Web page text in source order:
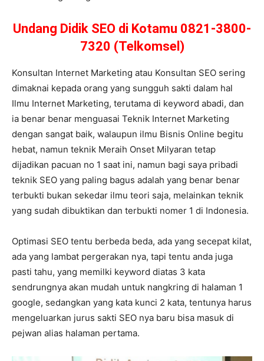
Undang Didik SEO di Kotamu 0821-3800-
7320 (Telkomsel)
Konsultan Internet Marketing atau Konsultan SEO sering
dimaknai kepada orang yang sungguh sakti dalam hal
Ilmu Internet Marketing, terutama di keyword abadi, dan
ia benar benar menguasai Teknik Internet Marketing
dengan sangat baik, walaupun ilmu Bisnis Online begitu
hebat, namun teknik Meraih Onset Milyaran tetap
dijadikan pacuan no 1 saat ini, namun bagi saya pribadi
teknik SEO yang paling bagus adalah yang benar benar
terbukti bukan sekedar ilmu teori saja, melainkan teknik
yang sudah dibuktikan dan terbukti nomer 1 di Indonesia.
Optimasi SEO tentu berbeda beda, ada yang secepat kilat,
ada yang lambat pergerakan nya, tapi tentu anda juga
pasti tahu, yang memilki keyword diatas 3 kata
sendrungnya akan mudah untuk nangkring di halaman 1
google, sedangkan yang kata kunci 2 kata, tentunya harus
mengeluarkan jurus sakti SEO nya baru bisa masuk di
pejwan alias halaman pertama.